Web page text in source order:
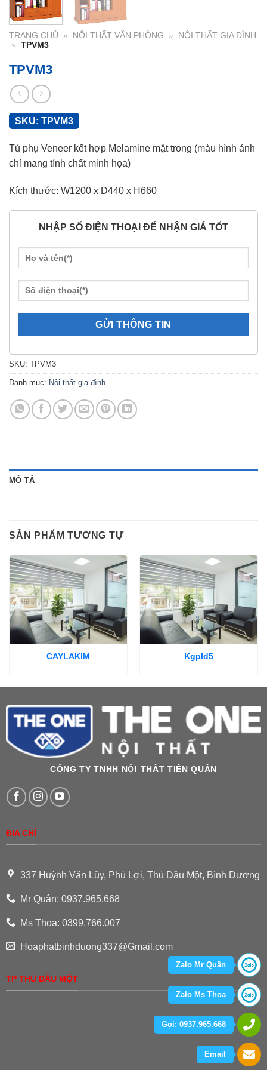
TRANG CHỦ » NỘI THẤT VĂN PHÒNG »
NỘI THẤT GIA ĐÌNH
»
TPVM3
TPVM3
SKU: TPVM3
Tủ phụ Veneer kết hợp Melamine mặt trong (màu hình ảnh
chỉ mang tính chất minh họa)
Kích thước: W1200 x D440 x H660
NHẬP SỐ ĐIỆN THOẠI ĐỂ NHẬN GIÁ TỐT
SKU: TPVM3
Danh mục: Nội thất gia đình
MÔ TẢ
SẢN PHẨM TƯƠNG TỰ
CAYLAKIM Kgpld5
CÔNG TY TNHH NỘI THẤT TIẾN QUÂN
ĐỊA CHỈ
337 Huỳnh Văn Lũy, Phú Lợi, Thủ Dầu Một, Bình Dương
Mr Quân: 0937.965.668
Ms Thoa: 0399.766.007
Hoaphatbinhduong337@Gmail.com
TP THỦ DẦU MỘT
Zalo Mr Quân
Zalo Ms Thoa
Gọi: 0937.965.668
Email